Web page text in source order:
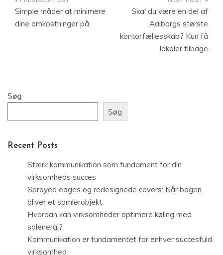
Simple måder at minimere
dine omkostninger på
Skal du være en del af
Aalborgs største
kontorfællesskab? Kun få
lokaler tilbage
Søg
Søg
Recent Posts
Stærk kommunikation som fundament for din
virksomheds succes
Sprayed edges og redesignede covers: Når bogen
bliver et samlerobjekt
Hvordan kan virksomheder optimere køling med
solenergi?
Kommunikation er fundamentet for enhver succesfuld
virksomhed